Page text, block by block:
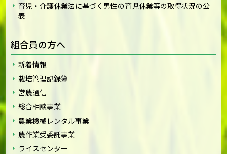
育児・介護休業法に基づく男性の育児休業等の取得状況の公
表
組合員の方へ
新着情報
栽培管理記録簿
営農通信
総合相談事業
農業機械レンタル事業
農作業受委託事業
ライスセンター